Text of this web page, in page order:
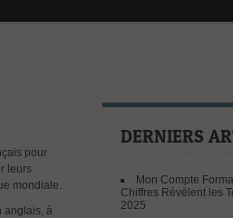
en 2025 : Les Chiffres Révèlent les
à charge pour mobiliser votre CPF
pour
leurs
mondiale.
anglais, à
DERNIERS
Mon Compte
Chiffres Révèlent les
2025